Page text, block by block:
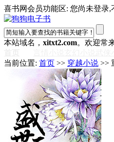
喜书网会员功能区: 您尚未登录
本站域名， xitxt2.com。欢迎常
当前位置: 首页 >> 穿越小说 >>